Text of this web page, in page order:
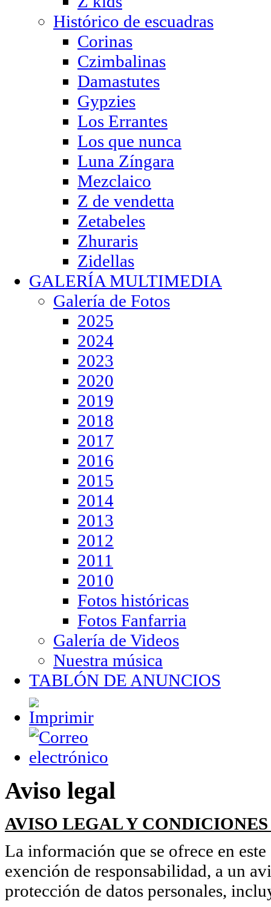
Histórico de escuadras
Corinas
Czimbalinas
Damastutes
Gypzies
Los Errantes
Los que nunca
Luna Zíngara
Mezclaico
Z de vendetta
Zetabeles
Zhuraris
Zidellas
GALERÍA MULTIMEDIA
Galería de Fotos
2025
2024
2023
2020
2019
2018
2017
2016
2015
2014
2013
2012
2011
2010
Fotos históricas
Fotos Fanfarria
Galería de Videos
Nuestra música
TABLÓN DE ANUNCIOS
Aviso legal
AVISO LEGAL Y CONDICIONES
La información que se ofrece en
exención de responsabilidad, a un
protección de datos personales,